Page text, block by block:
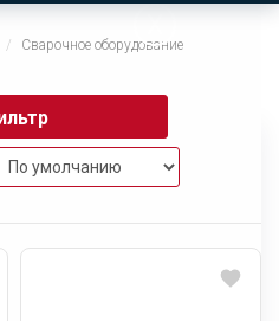
Сварочное оборудование
x